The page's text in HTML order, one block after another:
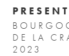
DE LA
2023